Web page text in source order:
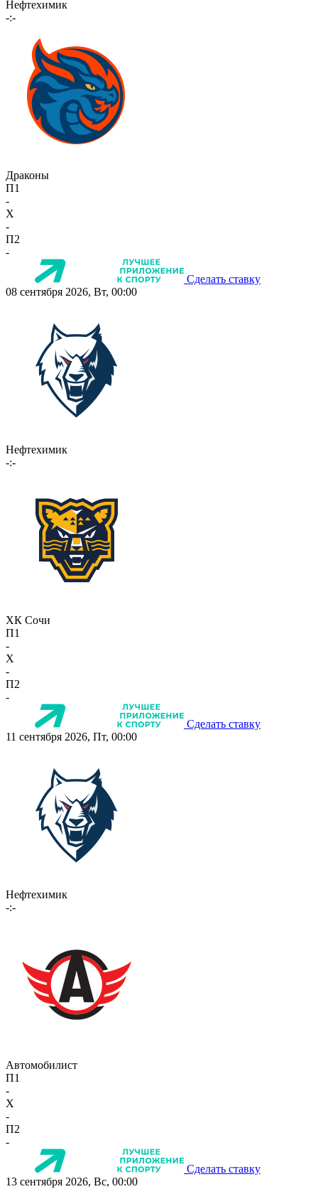
Нефтехимик
-:-
Драконы
П1
-
X
-
П2
-
Сделать ставку
08 сентября 2026, Вт, 00:00
Нефтехимик
-:-
ХК Сочи
П1
-
X
-
П2
-
Сделать ставку
11 сентября 2026, Пт, 00:00
Нефтехимик
-:-
Автомобилист
П1
-
X
-
П2
-
Сделать ставку
13 сентября 2026, Вс, 00:00